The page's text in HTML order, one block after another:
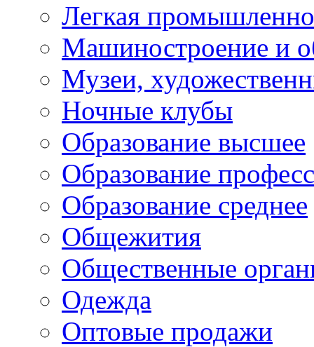
Легкая
Машиностроение и
Музеи,
Ночные клубы
Образование высшее
Образование
Образование среднее
Общежития
Общественные
Одежда
Оптовые продажи